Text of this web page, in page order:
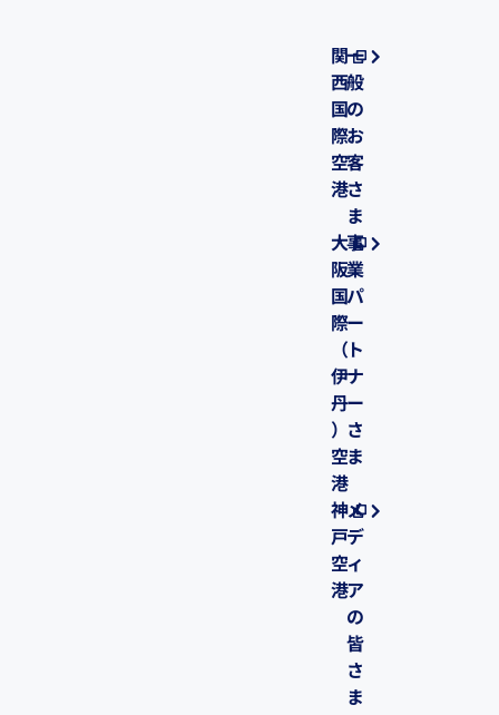
関
西
国
際
空
港
大
阪
国
際
（
伊
丹
）
空
港
神
戸
空
港
一
般
の
お
客
さ
ま
事
業
パ
ー
ト
ナ
ー
さ
ま
メ
デ
ィ
ア
の
皆
さ
ま